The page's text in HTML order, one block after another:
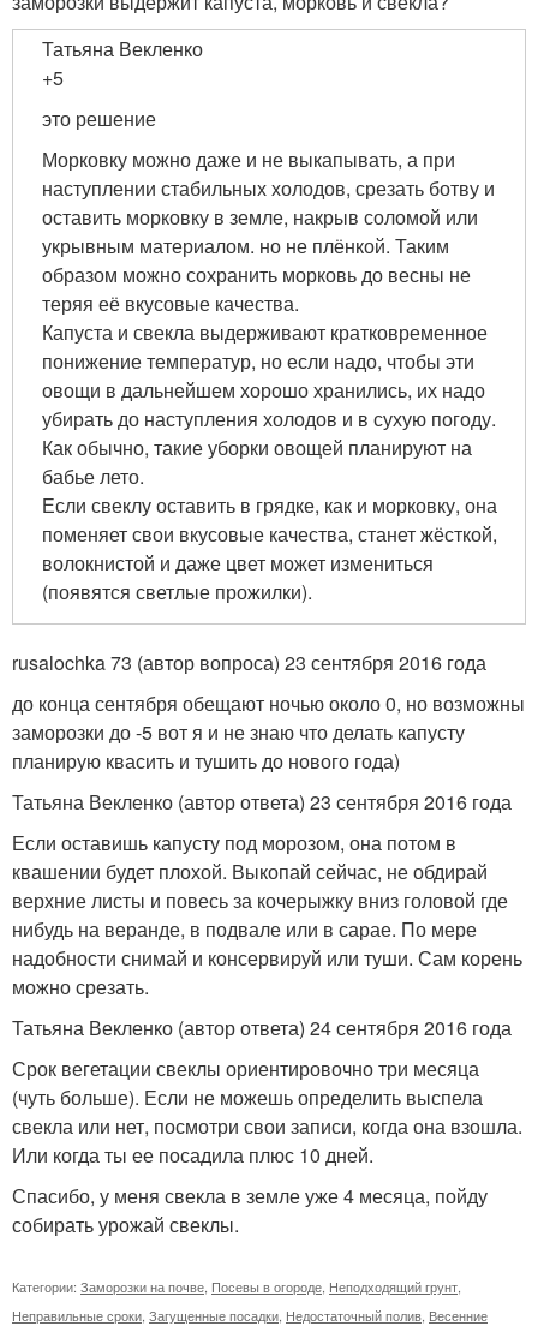
Татьяна Векленко
+5
это решение
Морковку можно даже и не выкапывать, а при
наступлении стабильных холодов, срезать ботву и
оставить морковку в земле, накрыв соломой или
укрывным материалом. но не плёнкой. Таким
образом можно сохранить морковь до весны не
теряя её вкусовые качества.
Капуста и свекла выдерживают кратковременное
понижение температур, но если надо, чтобы эти
овощи в дальнейшем хорошо хранились, их надо
убирать до наступления холодов и в сухую погоду.
Как обычно, такие уборки овощей планируют на
бабье лето.
Если свеклу оставить в грядке, как и морковку, она
поменяет свои вкусовые качества, станет жёсткой,
волокнистой и даже цвет может измениться
(появятся светлые прожилки).
rusalochka 73 (автор вопроса) 23 сентября 2016 года
до конца сентября обещают ночью около 0, но возможны
заморозки до -5 вот я и не знаю что делать капусту
планирую квасить и тушить до нового года)
Татьяна Векленко (автор ответа) 23 сентября 2016 года
Если оставишь капусту под морозом, она потом в
квашении будет плохой. Выкопай сейчас, не обдирай
верхние листы и повесь за кочерыжку вниз головой где
нибудь на веранде, в подвале или в сарае. По мере
надобности снимай и консервируй или туши. Сам корень
можно срезать.
Татьяна Векленко (автор ответа) 24 сентября 2016 года
Срок вегетации свеклы ориентировочно три месяца
(чуть больше). Если не можешь определить выспела
свекла или нет, посмотри свои записи, когда она взошла.
Или когда ты ее посадила плюс 10 дней.
Спасибо, у меня свекла в земле уже 4 месяца, пойду
собирать урожай свеклы.
Категории: Заморозки на почве Посевы в огороде Неподходящий грунт
Неправильные сроки Загущенные посадки Недостаточный полив Весенние